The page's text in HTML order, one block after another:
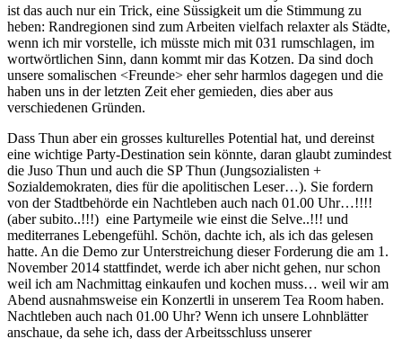
ist das auch nur ein Trick, eine Süssigkeit um die Stimmung zu
heben: Randregionen sind zum Arbeiten vielfach relaxter als Städte,
wenn ich mir vorstelle, ich müsste mich mit 031 rumschlagen, im
wortwörtlichen Sinn, dann kommt mir das Kotzen. Da sind doch
unsere somalischen <Freunde> eher sehr harmlos dagegen und die
haben uns in der letzten Zeit eher gemieden, dies aber aus
verschiedenen Gründen.
Dass Thun aber ein grosses kulturelles Potential hat, und dereinst
eine wichtige Party-Destination sein könnte, daran glaubt zumindest
die Juso Thun und auch die SP Thun (Jungsozialisten +
Sozialdemokraten, dies für die apolitischen Leser…). Sie fordern
von der Stadtbehörde ein Nachtleben auch nach 01.00 Uhr…!!!!
(aber subito..!!!) eine Partymeile wie einst die Selve..!!! und
mediterranes Lebengefühl. Schön, dachte ich, als ich das gelesen
hatte. An die Demo zur Unterstreichung dieser Forderung die am 1.
November 2014 stattfindet, werde ich aber nicht gehen, nur schon
weil ich am Nachmittag einkaufen und kochen muss… weil wir am
Abend ausnahmsweise ein Konzertli in unserem Tea Room haben.
Nachtleben auch nach 01.00 Uhr? Wenn ich unsere Lohnblätter
anschaue, da sehe ich, dass der Arbeitsschluss unserer